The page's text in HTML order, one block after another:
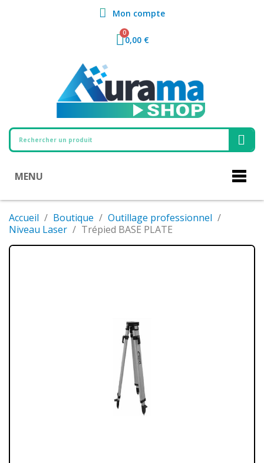
Mon compte
0,00 €
MENU
Accueil Boutique
Outillage professionnel
Niveau Laser
Trépied BASE PLATE